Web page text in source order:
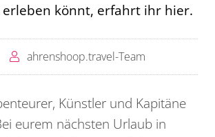
könnt, erfahrt ihr hier.
ahrenshoop.travel-Team
Künstler und Kapitäne
eurem nächsten Urlaub in